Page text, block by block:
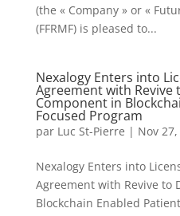
(the « Company » or «
(FFRMF) is pleased to...
Nexalogy Enters into
Agreement with Revive
Component in
Focused Program
par Luc St-Pierre | Nov
Nexalogy Enters into
Agreement with Revive to
Blockchain Enabled